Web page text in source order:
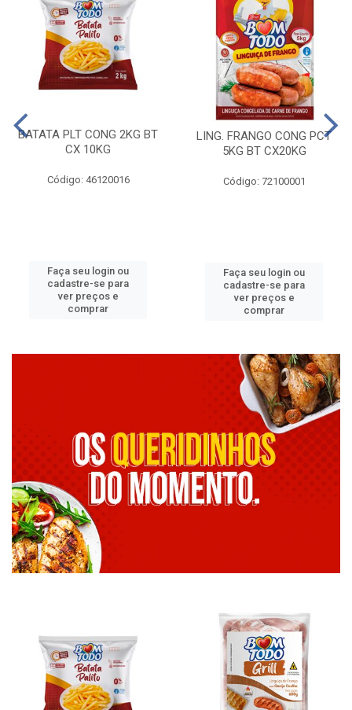
BATATA PLT CONG 2KG BT
CX 10KG
Código: 46120016
Faça seu login ou
cadastre-se para
ver preços e
comprar
LING. FRANGO CONG PCT
5KG BT CX20KG
Código: 72100001
Faça seu login ou
cadastre-se para
ver preços e
comprar